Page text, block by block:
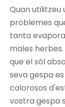
Quan utilitzeu
problemes
tanta
males
que el sòl
seva gespa
calorosos
vostra gespa